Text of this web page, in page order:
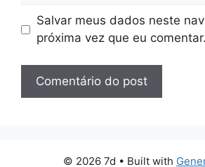
Salvar meus dados neste
próxima vez que eu comentar.
© 2026 7d • Built with